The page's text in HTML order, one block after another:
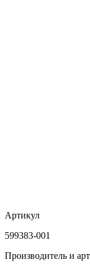
Артикул
599383-001
Производитель и